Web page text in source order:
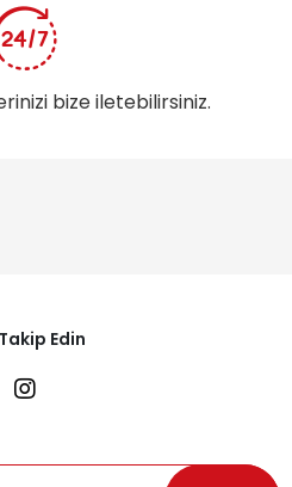
bize iletebilirsiniz.
Edin